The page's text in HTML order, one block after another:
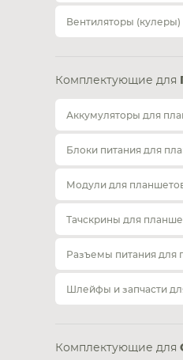
Вентиляторы (кулеры)
Комплектующие для
Аккумуляторы для
Блоки питания для
Модули для
Тачскрины для
Разъемы питания для
Шлейфы и запчасти
Комплектующие для